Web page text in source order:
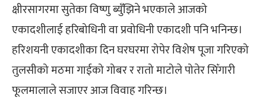
क्षीरसागरमा सुतेका विष्णु ब्युँझिने भएकाले आजको
एकादशीलाई हरिबोधिनी वा प्रवोधिनी एकादशी पनि भनिन्छ।
हरिशयनी एकादशीका दिन घरघरमा रोपेर विशेष पूजा गरिएको
तुलसीको मठमा गाईको गोबर र रातो माटोले पोतेर सिँगारी
फूलमालाले सजाएर आज विवाह गरिन्छ।